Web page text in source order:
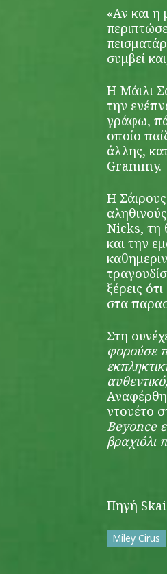
«Αν και η
συμβεί
Η Μάιλι
την
γράφω,
οποίο
άλλης,
Grammy.
Η
Nicks, τη
και την
ξέρεις
στα
Στη
φορούσε
ντουέτο
Beyonce
βραχιόλι
Πηγή
Miley Cirus